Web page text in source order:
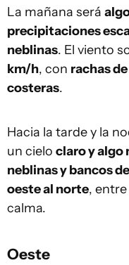
La mañana será
precipitaciones
neblinas. El viento
km/h, con rachas
costeras.
Hacia la tarde y la
un cielo claro y algo
neblinas y bancos
oeste al norte, entre
calma.
Oeste